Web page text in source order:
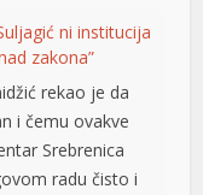
ni institucija
zakona”
rekao je da
i čemu ovakve
Srebrenica
radu čisto i